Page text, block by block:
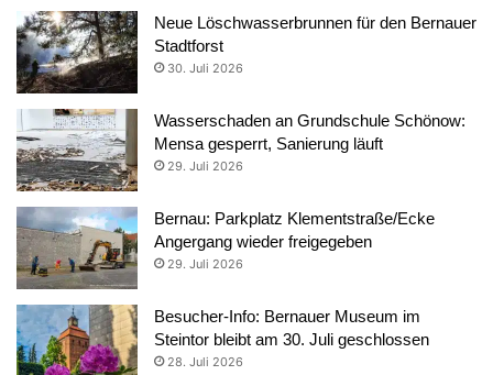
Neue Löschwasserbrunnen für den Bernauer
Stadtforst
30. Juli 2026
Wasserschaden an Grundschule Schönow:
Mensa gesperrt, Sanierung läuft
29. Juli 2026
Bernau: Parkplatz Klementstraße/Ecke
Angergang wieder freigegeben
29. Juli 2026
Besucher-Info: Bernauer Museum im
Steintor bleibt am 30. Juli geschlossen
28. Juli 2026